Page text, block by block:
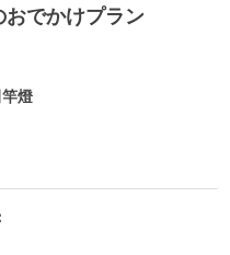
でかけプラン
燈